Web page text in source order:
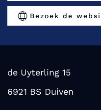
Bezoek de
de Uyterling 15
6921 BS Duiven